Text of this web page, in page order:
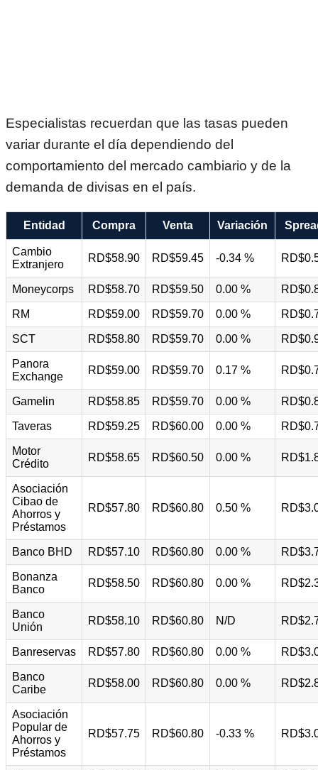
Especialistas recuerdan que las tasas pueden
variar durante el día dependiendo del
comportamiento del mercado cambiario y de la
demanda de divisas en el país.
Entidad Compra Venta Variación
Cambio
Extranjero
RD$58.90 RD$59.45 -0.34 %
Moneycorps RD$58.70 RD$59.50 0.00 %
RM RD$59.00 RD$59.70 0.00 %
SCT RD$58.80 RD$59.70 0.00 %
Panora
Exchange
RD$59.00 RD$59.70 0.17 %
Gamelin RD$58.85 RD$59.70 0.00 %
Taveras RD$59.25 RD$60.00 0.00 %
Motor
Crédito
RD$58.65 RD$60.50 0.00 %
Asociación
Cibao de
Ahorros y
Préstamos
RD$57.80 RD$60.80 0.50 %
Banco BHD RD$57.10 RD$60.80 0.00 %
Bonanza
Banco
RD$58.50 RD$60.80 0.00 %
Banco
Unión
RD$58.10 RD$60.80 N/D
Banreservas RD$57.80 RD$60.80 0.00 %
Banco
Caribe
RD$58.00 RD$60.80 0.00 %
Asociación
Popular de
Ahorros y
Préstamos
RD$57.75 RD$60.80 -0.33 %